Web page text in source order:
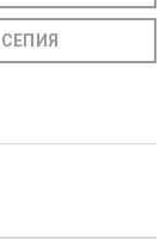
СЕПИЯ